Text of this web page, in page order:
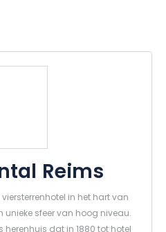
Reims
in het hart van
unieke sfeer van hoog niveau.